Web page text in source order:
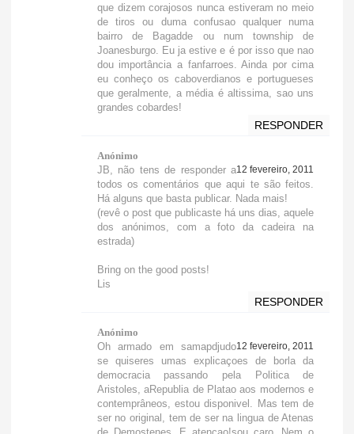
que dizem corajosos nunca estiveram no meio
de tiros ou duma confusao qualquer numa
bairro de Bagadde ou num township de
Joanesburgo. Eu ja estive e é por isso que nao
dou importância a fanfarroes. Ainda por cima
eu conheço os caboverdianos e portugueses
que geralmente, a média é altissima, sao uns
grandes cobardes!
RESPONDER
Anónimo
12 fevereiro, 2011
JB, não tens de responder a
todos os comentários que aqui te são feitos.
Há alguns que basta publicar. Nada mais!
(revê o post que publicaste há uns dias, aquele
dos anónimos, com a foto da cadeira na
estrada)
Bring on the good posts!
Lis
RESPONDER
Anónimo
12 fevereiro, 2011
Oh armado em samapdjudo
se quiseres umas explicaçoes de borla da
democracia passando pela Politica de
Aristoles, aRepublia de Platao aos modernos e
contemprâneos, estou disponivel. Mas tem de
ser no original, tem de ser na lingua de Atenas